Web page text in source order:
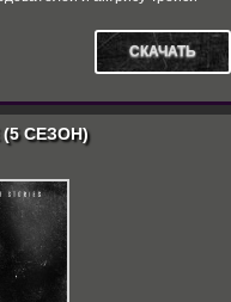
СКАЧАТЬ
СЕЗОН)